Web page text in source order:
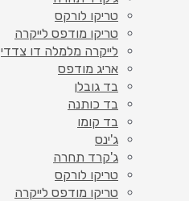
טריקו לורקס
טריקו מודפס לייקרה
לייקרה מלמלה דו צדדי
אריג מודפס
בד גובלן
בד כותנה
בד קומו
ג'ינס
ג'קרד תחרה
טריקו לורקס
טריקו מודפס לייקרה